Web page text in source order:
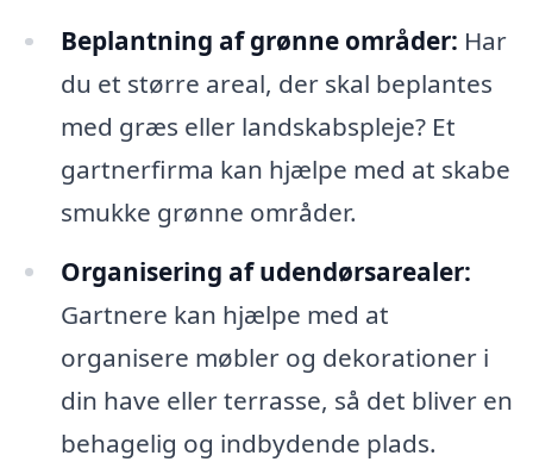
Beplantning af grønne områder: Har
du et større areal, der skal beplantes
med græs eller landskabspleje? Et
gartnerfirma kan hjælpe med at skabe
smukke grønne områder.
Organisering af udendørsarealer:
Gartnere kan hjælpe med at
organisere møbler og dekorationer i
din have eller terrasse, så det bliver en
behagelig og indbydende plads.